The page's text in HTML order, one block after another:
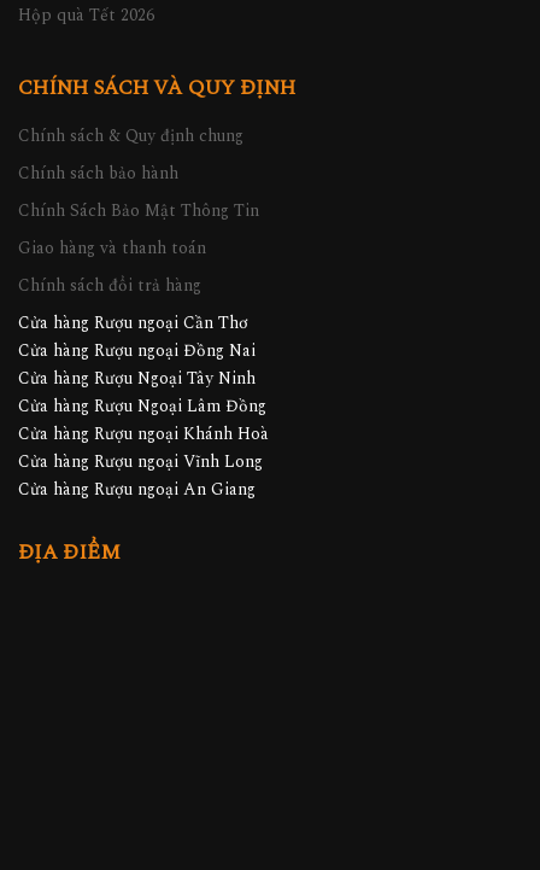
Hộp quà Tết 2026
CHÍNH SÁCH VÀ QUY ĐỊNH
Chính sách & Quy định chung
Chính sách bảo hành
Chính Sách Bảo Mật Thông Tin
Giao hàng và thanh toán
Chính sách đổi trả hàng
Cửa hàng Rượu ngoại Cần Thơ
Cửa hàng Rượu ngoại Đồng Nai
Cửa hàng Rượu Ngoại Tây Ninh
Cửa hàng Rượu Ngoại Lâm Đồng
Cửa hàng Rượu ngoại Khánh Hoà
Cửa hàng Rượu ngoại Vĩnh Long
Cửa hàng Rượu ngoại An Giang
ĐỊA ĐIỂM